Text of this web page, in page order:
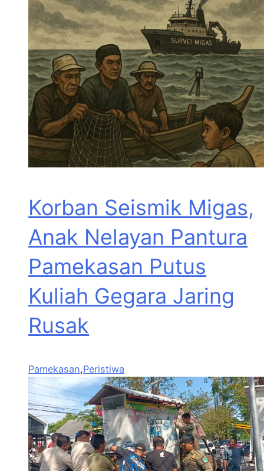
Korban Seismik Migas,
Anak Nelayan Pantura
Pamekasan Putus
Kuliah Gegara Jaring
Rusak
Pamekasan,Peristiwa